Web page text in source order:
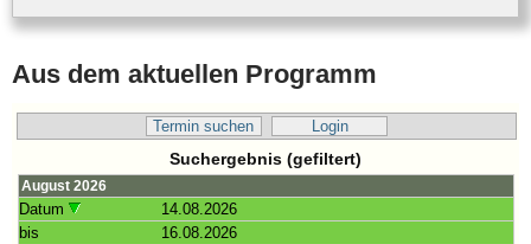
Aus dem aktuellen Programm